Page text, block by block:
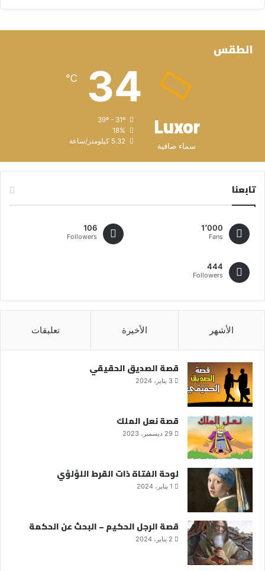
الطقس
Luxor
سماء صافية
34
℃
39º - 31º
18%
5.32 كيلومتر/ساعة
تابعنا
1٬000
Fans
106
Followers
444
Followers
الأشهر الأخيرة تعليقات
قصة الصديق الحقيقي
3 يناير، 2024
قصة نعل الملك
29 ديسمبر، 2023
لوحة الفتاة ذات القرط اللؤلؤي
1 يناير، 2024
قصة الرجل الحكيم – البحث عن الحكمة
2 يناير، 2024